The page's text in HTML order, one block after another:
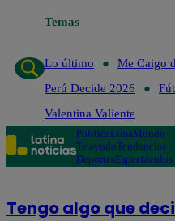
Temas
Lo último
Lo último
Me Caigo
Perú Decide 2026
Valentina Valiente
PolíticaLimaMundo
Te ayudoTendencias
DeportesEspectáculos
Tengo algo que